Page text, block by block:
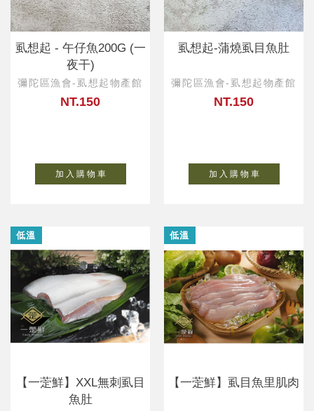
虱想起 - 午仔魚200G (一
夜干)
彌陀區漁會-虱想起物產館
NT.150
加 入 購 物 車
虱想起-蒲燒虱目魚肚
彌陀區漁會-虱想起物產館
NT.150
加 入 購 物 車
低溫
【一萣鮮】XXL無刺虱目
魚肚
低溫
【一萣鮮】虱目魚里肌肉